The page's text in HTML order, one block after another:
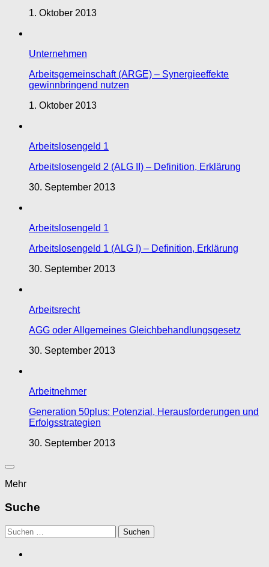
1. Oktober 2013
Unternehmen
Arbeitsgemeinschaft (ARGE) – Synergieeffekte
gewinnbringend nutzen
1. Oktober 2013
Arbeitslosengeld 1
Arbeitslosengeld 2 (ALG II) – Definition, Erklärung
30. September 2013
Arbeitslosengeld 1
Arbeitslosengeld 1 (ALG I) – Definition, Erklärung
30. September 2013
Arbeitsrecht
AGG oder Allgemeines Gleichbehandlungsgesetz
30. September 2013
Arbeitnehmer
Generation 50plus: Potenzial, Herausforderungen und
Erfolgsstrategien
30. September 2013
Mehr
Suche
Suchen
nach: